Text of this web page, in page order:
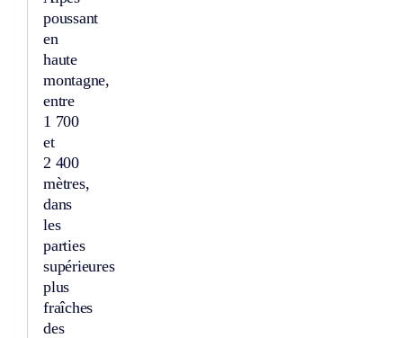
poussant
en
haute
montagne,
entre
1 700
et
2 400
mètres,
dans
les
parties
supérieures
plus
fraîches
des